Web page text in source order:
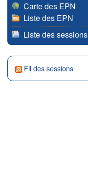
Carte des EPN
Liste des EPN
Liste des sessions
Fil des sessions